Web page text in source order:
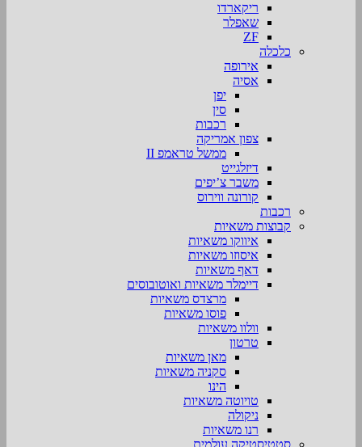
ריקארדו
שאפלר
ZF
כלכלה
אירופה
אסיה
יפן
סין
רכבות
צפון אמריקה
ממשל טראמפ II
דיזלגייט
משבר צ’יפים
קורונה ווירוס
רכבות
קבוצות משאיות
איווקו משאיות
איסוזו משאיות
דאף משאיות
דיימלר משאיות ואוטובוסים
מרצדס משאיות
פוסו משאיות
וולוו משאיות
טרטון
מאן משאיות
סקניה משאיות
הינו
טויוטה משאיות
ניקולה
רנו משאיות
סטטיסטיקה עולמית